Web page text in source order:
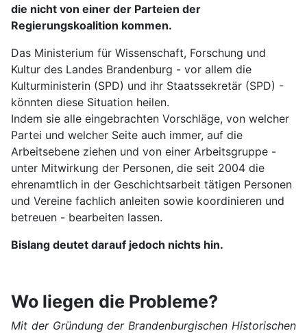
die nicht von einer der Parteien der
Regierungskoalition kommen.
Das Ministerium für Wissenschaft, Forschung und
Kultur des Landes Brandenburg - vor allem die
Kulturministerin (SPD) und ihr Staatssekretär (SPD) -
könnten diese Situation heilen.
Indem sie alle eingebrachten Vorschläge, von welcher
Partei und welcher Seite auch immer, auf die
Arbeitsebene ziehen und von einer Arbeitsgruppe -
unter Mitwirkung der Personen, die seit 2004 die
ehrenamtlich in der Geschichtsarbeit tätigen Personen
und Vereine fachlich anleiten sowie koordinieren und
betreuen - bearbeiten lassen.
Bislang deutet darauf jedoch nichts hin.
Wo liegen die Probleme?
Mit der Gründung der Brandenburgischen Historischen